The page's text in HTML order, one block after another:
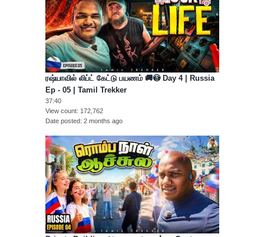
ரஷ்யாவில் லிப்ட் கேட்டு பயணம் 🚚😳 Day 4 | Russia
Ep - 05 | Tamil Trekker
37:40
View count
172,762
Date posted 2 months ago